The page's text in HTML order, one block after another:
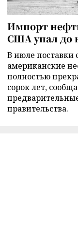
Импорт
США упал до
В июле поставки
американские
полностью
сорок лет,
правительства.